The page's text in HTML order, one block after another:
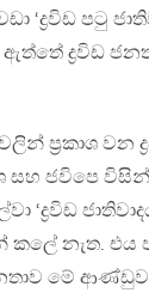
‘ද්‍රවිඩ පටු
ද්‍රවිඩ
ප්‍රකාශ
ජවිපෙ
‘ද්‍රවිඩ
නැත. එය
මේ